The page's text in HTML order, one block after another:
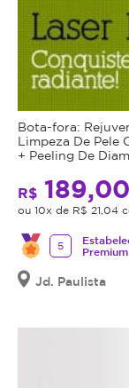
Bota-fora:
Limpeza De Pele
+ Peeling De
R$ 189,00
ou 10x de R$ 21,04
5
Premium
Jd. Paulista